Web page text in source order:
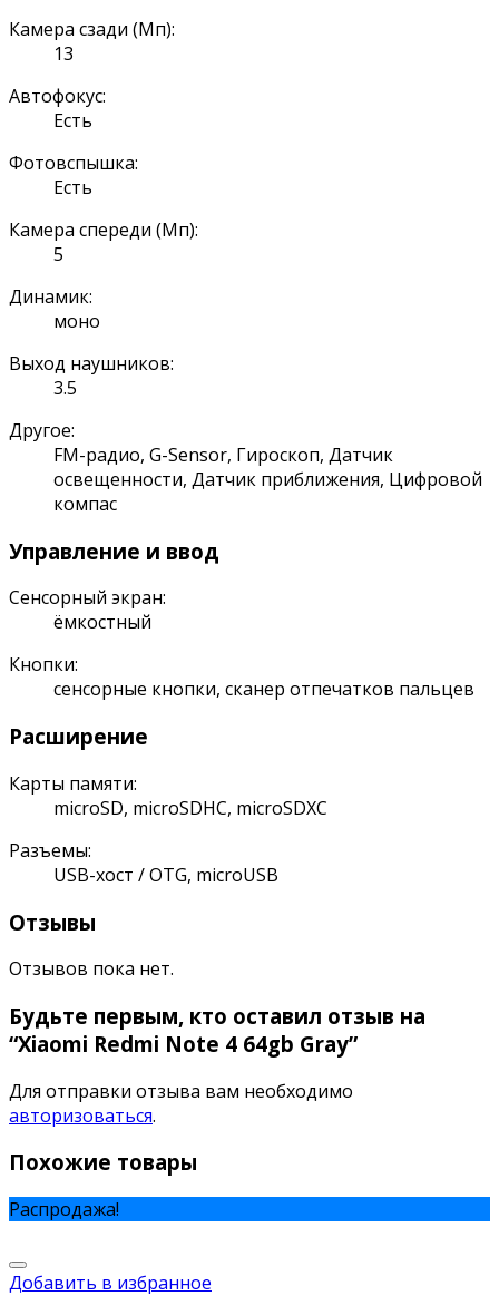
Камера сзади (Мп):
13
Автофокус:
Есть
Фотовспышка:
Есть
Камера спереди (Мп):
5
Динамик:
моно
Выход наушников:
3.5
Другое:
FM-радио, G-Sensor, Гироскоп, Датчик
освещенности, Датчик приближения, Цифровой
компас
Управление и ввод
Сенсорный экран:
ёмкостный
Кнопки:
сенсорные кнопки, сканер отпечатков пальцев
Расширение
Карты памяти:
microSD, microSDHC, microSDXC
Разъемы:
USB-хост / OTG, microUSB
Отзывы
Отзывов пока нет.
Будьте первым, кто оставил отзыв на
“Xiaomi Redmi Note 4 64gb Gray”
Для отправки отзыва вам необходимо
авторизоваться.
Похожие товары
Распродажа!
Добавить в избранное